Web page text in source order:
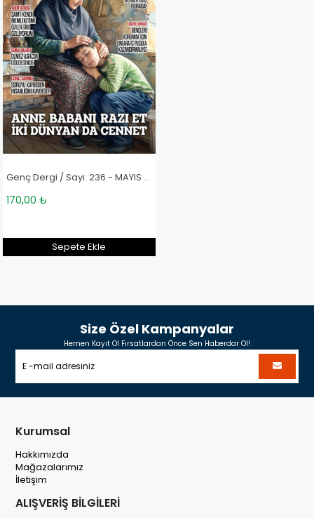
Genç Dergi / Sayı: 236 - MAYIS 2026
170,00 ₺
Sepete Ekle
Size Özel Kampanyalar
Hemen Kayıt Ol Fırsatlardan Önce Sen Haberdar Ol!
Kurumsal
Hakkımızda
Mağazalarımız
İletişim
ALIŞVERİŞ BİLGİLERİ